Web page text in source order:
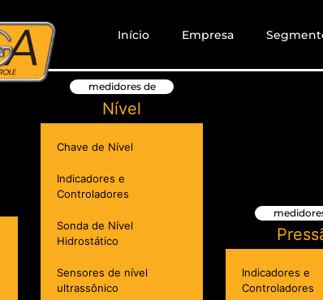
Início Empresa
medidores de
Nível
Chave de Nível
Indicadores e
Controladores
Sonda de Nível
Hidrostático
Sensores de nível
ultrassônico
Indicadores e
Controladores